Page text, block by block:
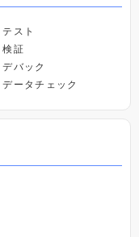
テスト
検証
デバック
データチェック